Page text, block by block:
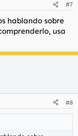
#7
hablando sobre
usa
#8